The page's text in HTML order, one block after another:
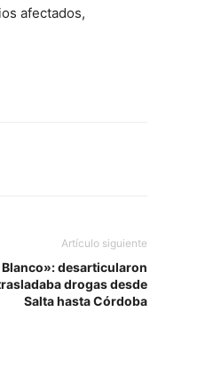
afectados,
Artículo siguiente
desarticularon
drogas desde
Salta hasta Córdoba